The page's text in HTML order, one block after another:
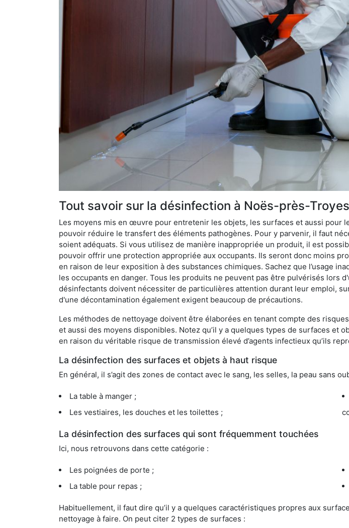
Tout savoir sur la désinfection à Noës-près-Troyes
Les moyens mis en œuvre pour entretenir les objets, les surfaces et aussi pour
pouvoir réduire le transfert des éléments pathogènes. Pour y parvenir, il faut
soient adéquats. Si vous utilisez de manière inappropriée un produit, il est
pouvoir offrir une protection appropriée aux occupants. Ils seront donc moins
en raison de leur exposition à des substances chimiques. Sachez que l’usage
les occupants en danger. Tous les produits ne peuvent pas être pulvérisés lors
désinfectants doivent nécessiter de particulières attention durant leur emploi,
d'une décontamination également exigent beaucoup de précautions.
Les méthodes de nettoyage doivent être élaborées en tenant compte des
et aussi des moyens disponibles. Notez qu’il y a quelques types de surfaces et
en raison du véritable risque de transmission élevé d’agents infectieux qu’ils
La désinfection des surfaces et objets à haut risque
En général, il s’agit des zones de contact avec le sang, les selles, la peau sans
La table à manger ;
Les vestiaires, les douches et les toilettes ;
La désinfection des surfaces qui sont fréquemment touchées
Ici, nous retrouvons dans cette catégorie :
Les poignées de porte ;
La table pour repas ;
Habituellement, il faut dire qu’il y a quelques caractéristiques propres aux
nettoyage à faire. On peut citer 2 types de surfaces :